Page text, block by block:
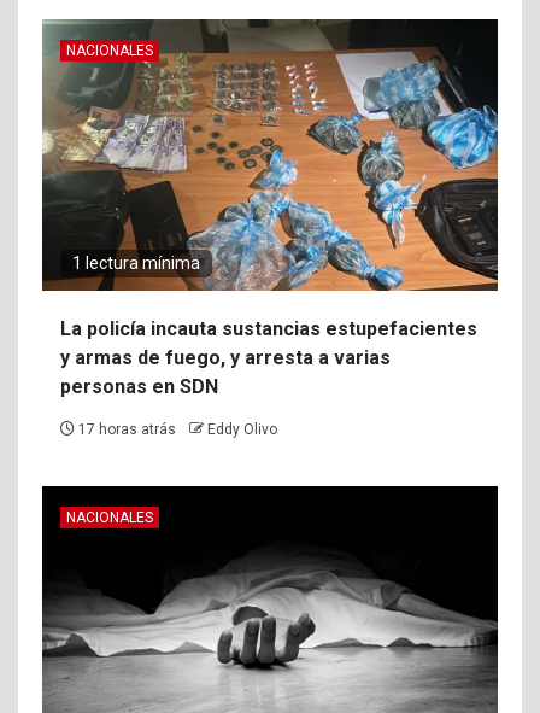
NACIONALES
1 lectura mínima
La policía incauta sustancias estupefacientes
y armas de fuego, y arresta a varias
personas en SDN
17 horas atrás Eddy Olivo
NACIONALES